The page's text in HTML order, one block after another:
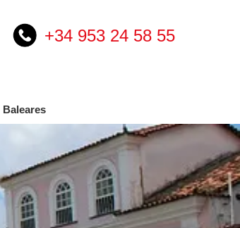
+34 953 24 58 55
Baleares